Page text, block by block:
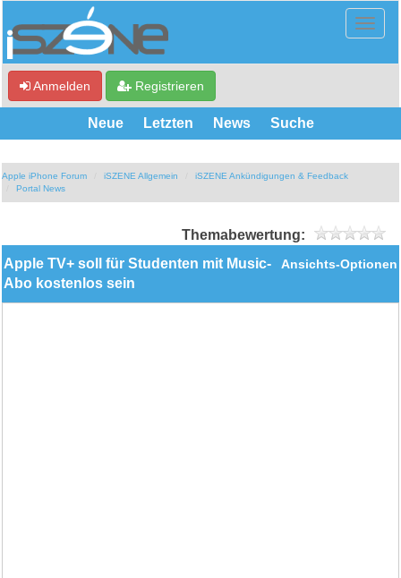
Anmelden Registrieren
Neue Letzten News Suche
Apple iPhone Forum iSZENE Allgemein
iSZENE Ankündigungen & Feedback
Portal News
Themabewertung:
Ansichts-Optionen
Apple TV+ soll für Studenten mit Music-
Abo kostenlos sein